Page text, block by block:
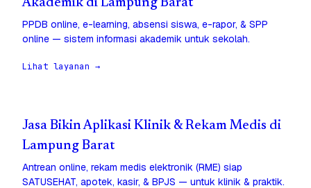
Akademik di Lampung Barat
PPDB online, e-learning, absensi siswa, e-rapor, & SPP
online — sistem informasi akademik untuk sekolah.
Lihat layanan →
Jasa Bikin Aplikasi Klinik & Rekam Medis di
Lampung Barat
Antrean online, rekam medis elektronik (RME) siap
SATUSEHAT, apotek, kasir, & BPJS — untuk klinik & praktik.